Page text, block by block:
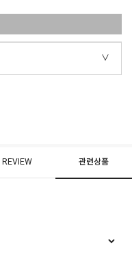
REVIEW 관련상품